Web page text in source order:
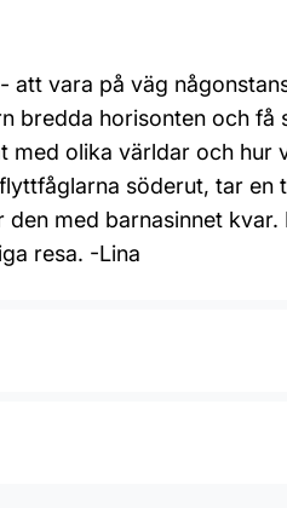
vara på väg
horisonten och få
olika världar och
söderut, tar en
med barnasinnet
resa. -Lina